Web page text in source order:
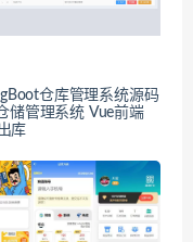
仓库管理系统源码
储管理系统 Vue前端
库